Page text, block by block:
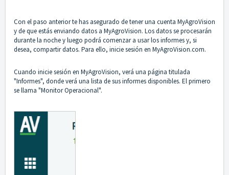
Con el paso anterior te has asegurado de tener una cuenta MyAgroVision
y de que estás enviando datos a MyAgroVision. Los datos se procesarán
durante la noche y luego podrá comenzar a usar los informes y, si
desea, compartir datos. Para ello, inicie sesión en MyAgroVision.com.
Cuando inicie sesión en MyAgroVision, verá una página titulada
"Informes", donde verá una lista de sus informes disponibles. El primero
se llama "Monitor Operacional".